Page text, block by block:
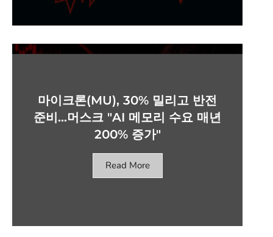
마이크론(MU), 30% 밀리고 반전
준비…머스크 "AI 메모리 수요 매년
200% 증가"
Read More